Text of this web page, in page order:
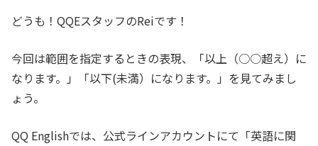
どうも！QQEスタッフのReiです！
今回は範囲を指定するときの表現、「以上（○○超え）に
なります。」「以下(未満）になります。」を見てみまし
ょう。
QQ Englishでは、公式ラインアカウントにて「英語に関